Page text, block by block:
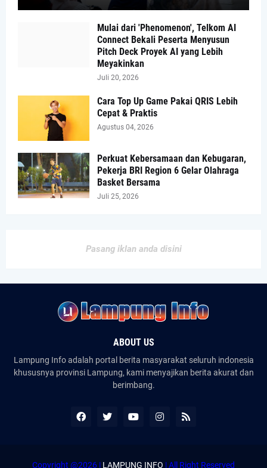
Mulai dari 'Phenomenon', Telkom AI
Connect Bekali Peserta Menyusun
Pitch Deck Proyek AI yang Lebih
Meyakinkan
Juli 20, 2026
Cara Top Up Game Pakai QRIS Lebih
Cepat & Praktis
Agustus 04, 2026
Perkuat Kebersamaan dan Kebugaran,
Pekerja BRI Region 6 Gelar Olahraga
Basket Bersama
Juli 25, 2026
Pasang iklan anda disini
ABOUT US
Lampung Info adalah portal berita masyarakat seluruh indonesia
khususnya provinsi Lampung, kami menyajikan berita akurat dan
berimbang.
Copyright @2026 | LAMPUNG INFO | All Right Reserved